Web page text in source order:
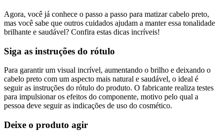
Agora, você já conhece o passo a passo para matizar cabelo preto,
mas você sabe que outros cuidados ajudam a manter essa tonalidade
brilhante e saudável? Confira estas dicas incríveis!
Siga as instruções do rótulo
Para garantir um visual incrível, aumentando o brilho e deixando o
cabelo preto com um aspecto mais natural e saudável, o ideal é
seguir as instruções do rótulo do produto. O fabricante realiza testes
para impulsionar os efeitos do componente, motivo pelo qual a
pessoa deve seguir as indicações de uso do cosmético.
Deixe o produto agir